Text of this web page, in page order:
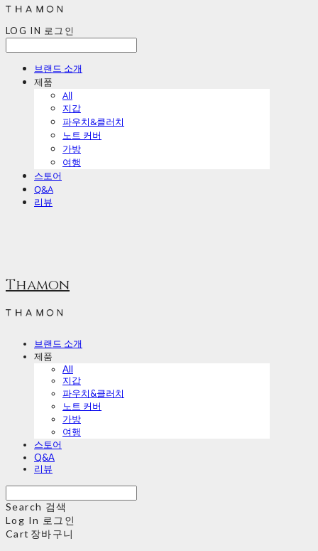
LOG IN 로그인
브랜드 소개
제품
All
지갑
파우치&클러치
노트 커버
가방
여행
스토어
Q&A
리뷰
Thamon
브랜드 소개
제품
All
지갑
파우치&클러치
노트 커버
가방
여행
스토어
Q&A
리뷰
Search 검색
Log In 로그인
Cart 장바구니